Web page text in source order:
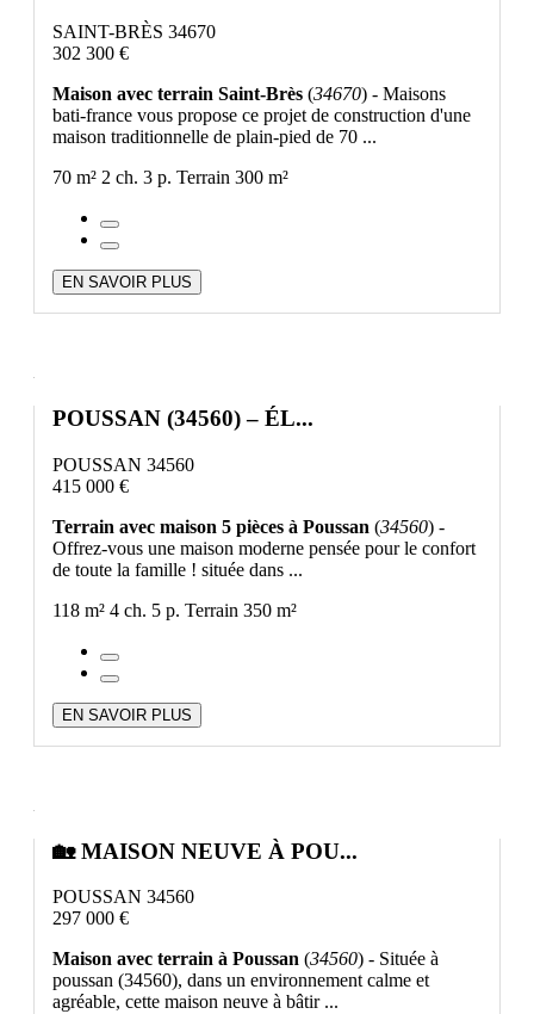
SAINT-BRÈS 34670
302 300 €
Maison avec terrain Saint-Brès (34670) - Maisons
bati-france vous propose ce projet de construction d'une
maison traditionnelle de plain-pied de 70 ...
70 m² 2 ch. 3 p. Terrain 300 m²
EN SAVOIR PLUS
POUSSAN (34560) – ÉL...
POUSSAN 34560
415 000 €
Terrain avec maison 5 pièces à Poussan (34560) -
Offrez-vous une maison moderne pensée pour le confort
de toute la famille ! située dans ...
118 m² 4 ch. 5 p. Terrain 350 m²
EN SAVOIR PLUS
🏡 MAISON NEUVE À POU...
POUSSAN 34560
297 000 €
Maison avec terrain à Poussan (34560) - Située à
poussan (34560), dans un environnement calme et
agréable, cette maison neuve à bâtir ...